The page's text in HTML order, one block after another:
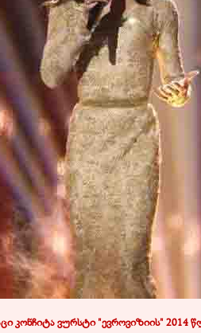
კონჩიტა ვურსტი "ევროვიზიის" 2014